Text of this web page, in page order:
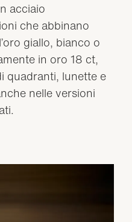
acciaio
che abbinano
giallo, bianco o
in oro 18 ct,
quadranti, lunette e
nelle versioni